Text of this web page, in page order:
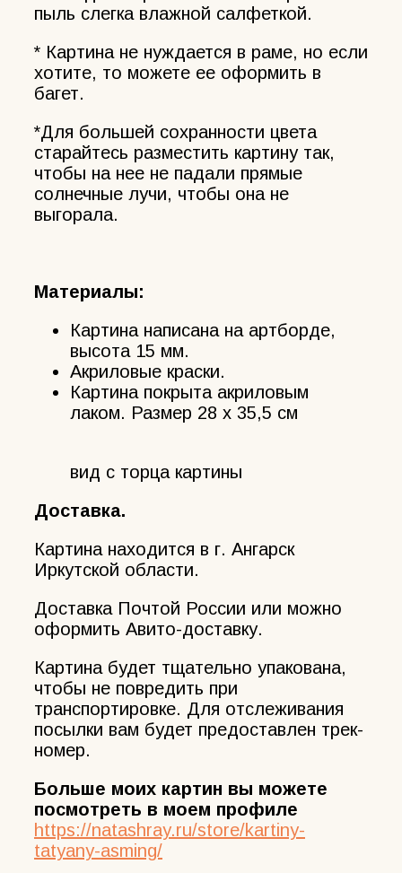
пыль слегка влажной салфеткой.
* Картина не нуждается в раме, но если
хотите, то можете ее оформить в
багет.
*Для большей сохранности цвета
старайтесь разместить картину так,
чтобы на нее не падали прямые
солнечные лучи, чтобы она не
выгорала.
Материалы:
Картина написана на артборде,
высота 15 мм.
Акриловые краски.
Картина покрыта акриловым
лаком. Размер 28 х 35,5 см
вид с торца картины
Доставка.
Картина находится в г. Ангарск
Иркутской области.
Доставка Почтой России или можно
оформить Авито-доставку.
Картина будет тщательно упакована,
чтобы не повредить при
транспортировке. Для отслеживания
посылки вам будет предоставлен трек-
номер.
Больше моих картин вы можете
посмотреть в моем профиле
https://natashray.ru/store/kartiny-
tatyany-asming/